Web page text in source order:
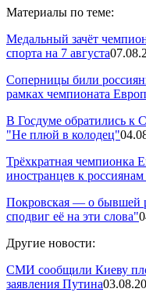
Материалы по теме:
Медальный зачёт
спорта на 7 августа
Соперницы били
рамках чемпионата
В Госдуме обратились к
"Не плюй в колодец"
Трёхкратная чемпионка
иностранцев к
Покровская — о бывшей
сподвиг её на эти слова"
Другие новости:
СМИ сообщили Киеву
заявления Путина